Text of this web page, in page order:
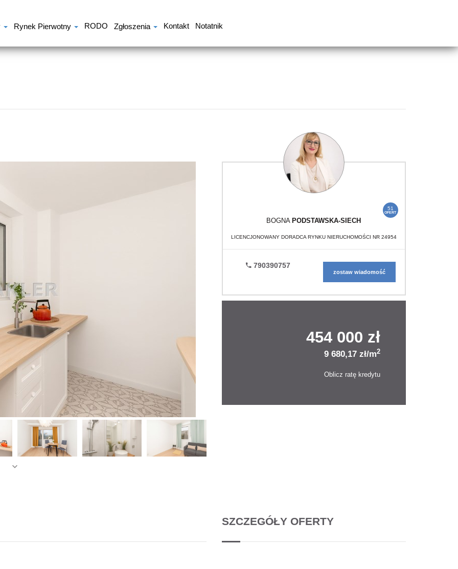
Rynek Pierwotny RODO Zgłoszenia Kontakt Notatnik
51
OFERT
BOGNAPODSTAWSKA-SIECH
LICENCJONOWANY DORADCA RYNKU NIERUCHOMOŚCI NR 24954
790390757
zostaw wiadomość
454 000 zł
9 680,17 zł/m2
Oblicz ratę kredytu
SZCZEGÓŁY OFERTY